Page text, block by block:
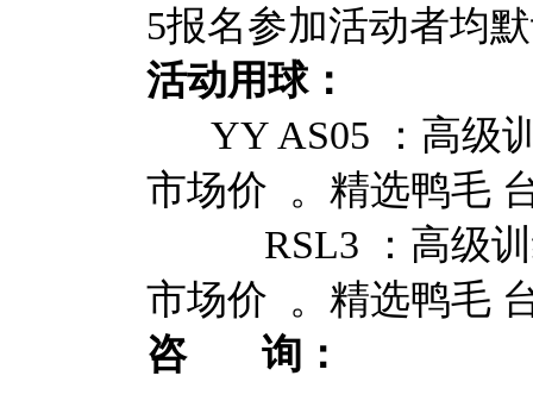
5报名参加活动者均
活动用球：
YY AS05 ：高级
市场价 。精选鸭毛
RSL3 ：高级训
市场价 。精选鸭毛
咨 询 ：